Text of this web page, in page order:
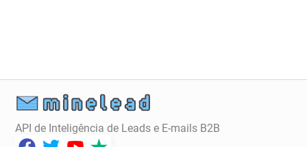
API de Inteligência de Leads e E-mails B2B